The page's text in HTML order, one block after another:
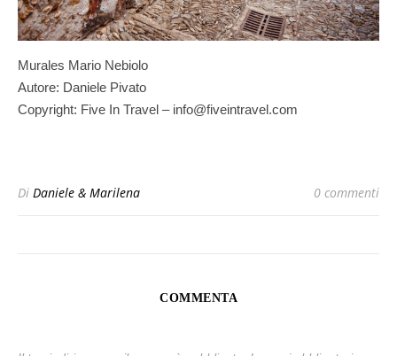
Murales Mario Nebiolo
Autore: Daniele Pivato
Copyright: Five In Travel – info@fiveintravel.com
Di Daniele & Marilena 0 commenti
COMMENTA